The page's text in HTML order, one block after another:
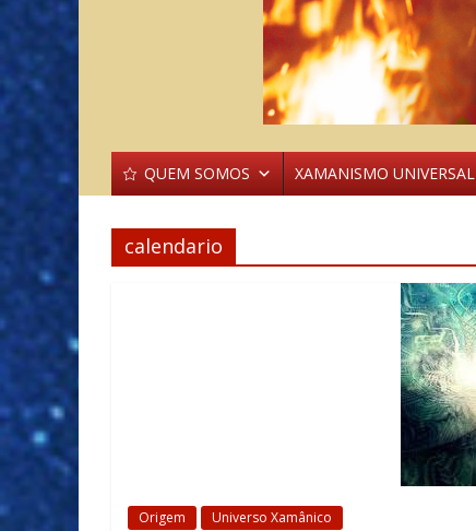
QUEM SOMOS XAMANISMO UNIVERSAL
calendario
Origem Universo Xamânico